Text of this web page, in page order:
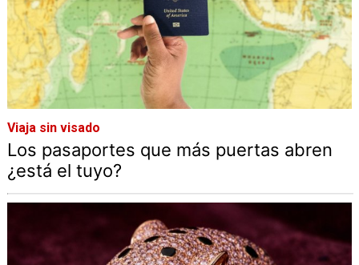
Viaja sin visado
Los pasaportes que más puertas abren
¿está el tuyo?